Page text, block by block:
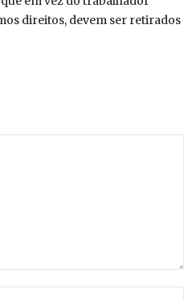
direitos, devem ser retirados